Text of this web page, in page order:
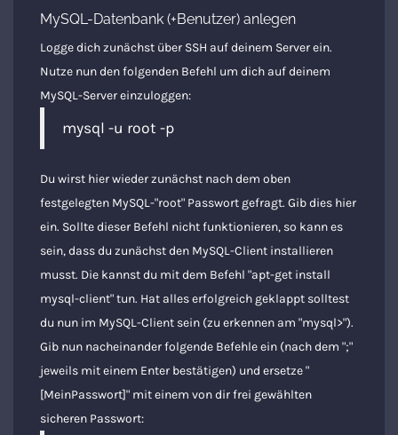
MySQL-Datenbank (+Benutzer) anlegen
Logge dich zunächst über SSH auf deinem Server ein.
Nutze nun den folgenden Befehl um dich auf deinem
MySQL-Server einzuloggen:
mysql -u root -p
Du wirst hier wieder zunächst nach dem oben
festgelegten MySQL-"root" Passwort gefragt. Gib dies hier
ein. Sollte dieser Befehl nicht funktionieren, so kann es
sein, dass du zunächst den MySQL-Client installieren
musst. Die kannst du mit dem Befehl "apt-get install
mysql-client" tun. Hat alles erfolgreich geklappt solltest
du nun im MySQL-Client sein (zu erkennen am "mysql>").
Gib nun nacheinander folgende Befehle ein (nach dem ";"
jeweils mit einem Enter bestätigen) und ersetze "
[MeinPasswort]" mit einem von dir frei gewählten
sicheren Passwort: